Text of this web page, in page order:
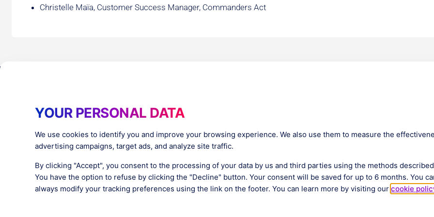
YOUR PERSONAL DATA
We use cookies to identify you and improve your browsing experience. We also use them to measure the
advertising campaigns, target ads, and analyze site traffic.
By clicking "Accept", you consent to the processing of your data by us and third parties using the methods
You have the option to refuse by clicking the "Decline" button. Your consent will be saved for up to 6 months. You
always modify your tracking preferences using the link on the footer. You can learn more by visiting our cookie
Christelle Maïa, Customer Success Manager, Commanders Act
PlatformX Server-Side Tracking
PlatformX Real Time CDP
The ⚛ Quantum Lounge
Product Sheets
White Papers
Product Documentation
Get Certified